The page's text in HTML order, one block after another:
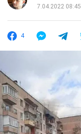
7.04.2022 08:45
4